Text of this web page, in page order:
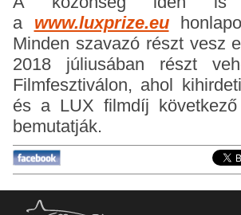
a www.luxprize.eu
Minden szavazó részt vesz
2018 júliusában részt
Filmfesztiválon, ahol
és a LUX filmdíj
bemutatják.